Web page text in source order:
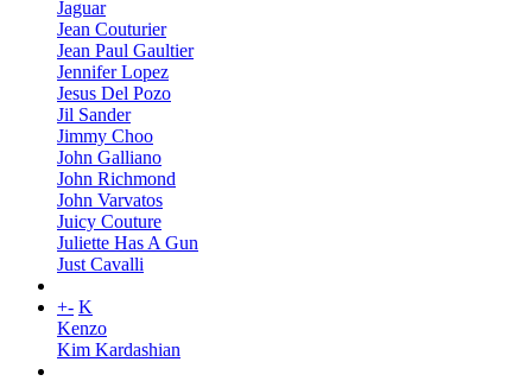
Jaguar
Jean Couturier
Jean Paul Gaultier
Jennifer Lopez
Jesus Del Pozo
Jil Sander
Jimmy Choo
John Galliano
John Richmond
John Varvatos
Juicy Couture
Juliette Has A Gun
Just Cavalli
+- K
Kenzo
Kim Kardashian